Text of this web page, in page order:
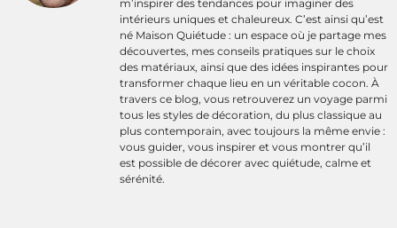
m’inspirer des tendances pour imaginer des
intérieurs uniques et chaleureux. C’est ainsi qu’est
né Maison Quiétude : un espace où je partage mes
découvertes, mes conseils pratiques sur le choix
des matériaux, ainsi que des idées inspirantes pour
transformer chaque lieu en un véritable cocon. À
travers ce blog, vous retrouverez un voyage parmi
tous les styles de décoration, du plus classique au
plus contemporain, avec toujours la même envie :
vous guider, vous inspirer et vous montrer qu’il
est possible de décorer avec quiétude, calme et
sérénité.